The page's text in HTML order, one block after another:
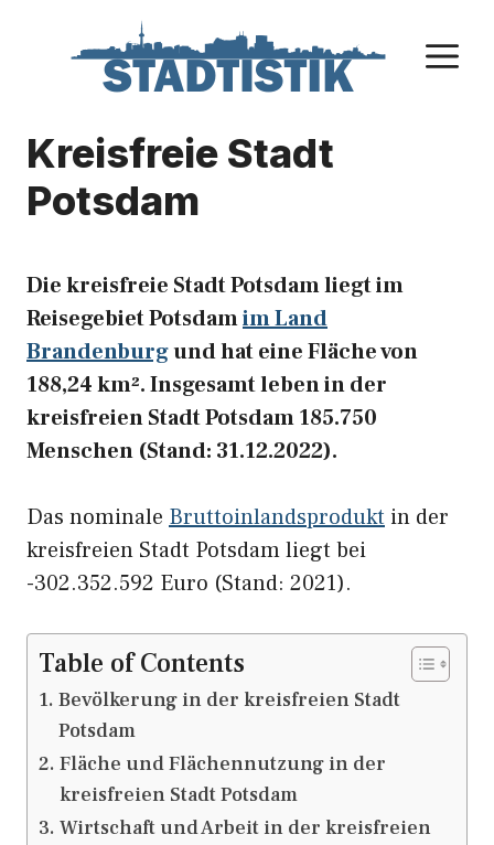
Kreisfreie Stadt
Potsdam
Die kreisfreie Stadt Potsdam liegt im
Reisegebiet Potsdamim Land
Brandenburgund hat eine Fläche von
188,24 km². Insgesamt leben in der
kreisfreien Stadt Potsdam 185.750
Menschen (Stand: 31.12.2022).
Das nominale Bruttoinlandsprodukt in der
kreisfreien Stadt Potsdam liegt bei
-302.352.592 Euro (Stand: 2021).
Table of Contents
Bevölkerung in der kreisfreien Stadt
Potsdam
Fläche und Flächennutzung in der
kreisfreien Stadt Potsdam
Wirtschaft und Arbeit in der kreisfreien